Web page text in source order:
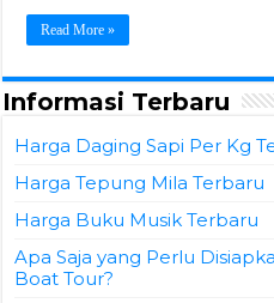
Read More »
Informasi Terbaru
Harga Daging Sapi Per Kg
Harga Tepung Mila Terbaru
Harga Buku Musik Terbaru
Apa Saja yang Perlu
Boat Tour?